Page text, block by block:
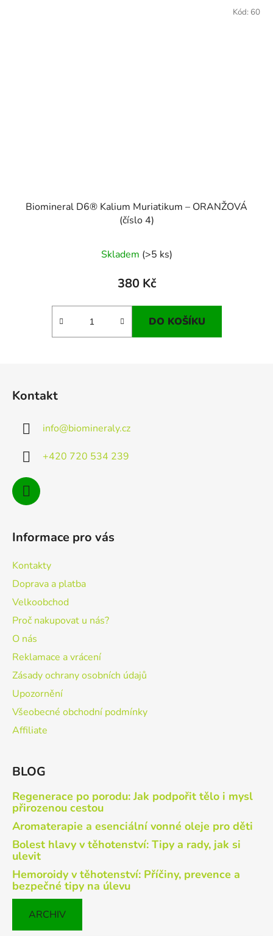
Biomineral D6® Kalium Muriatikum – ORANŽOVÁ
(číslo 4)
Skladem (>5 ks)
380 Kč
DO KOŠÍKU
Kód: 60
Kontakt
info@biomineraly.cz
+420 720 534 239
Informace pro vás
Kontakty
Doprava a platba
Velkoobchod
Proč nakupovat u nás?
O nás
Reklamace a vrácení
Zásady ochrany osobních údajů
Upozornění
Všeobecné obchodní podmínky
Affiliate
BLOG
Regenerace po porodu: Jak podpořit tělo i mysl
přirozenou cestou
Aromaterapie a esenciální vonné oleje pro děti
Bolest hlavy v těhotenství: Tipy a rady, jak si
ulevit
Hemoroidy v těhotenství: Příčiny, prevence a
bezpečné tipy na úlevu
ARCHIV